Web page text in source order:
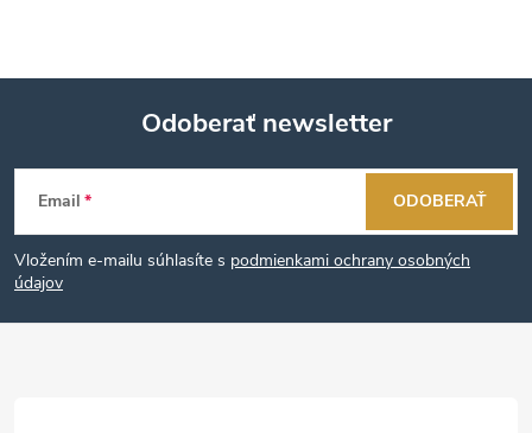
Z
á
p
Odoberať newsletter
Email
Vložením e-mailu súhlasíte s podmienkami ochrany osobných
údajov
ODOBERAŤ